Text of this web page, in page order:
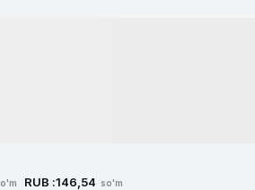
RUB :146,54 so'm